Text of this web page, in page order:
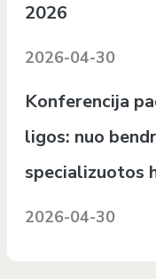
2026
2026-04-30
Konferencija
ligos: nuo
specializuotos
2026-04-30